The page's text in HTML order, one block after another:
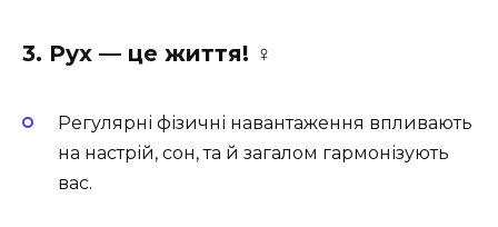
3. Рух — це життя! ‍♀️
Регулярні фізичні навантаження впливають
на настрій, сон, та й загалом гармонізують
вас.